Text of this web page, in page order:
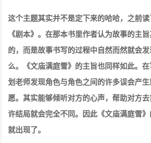
这个主题其实并不是定下来的哈哈，之前
《剧本》。在那本书里作者认为故事的主
的，而是故事书写的过程中自然而然就会
么。《文庙满庭雪》的主旨也同样如此。
划老师发现角色与角色之间的许多误会产
愿。其实能够倾听对方的心声，帮助对方
许结局就会完全不同。因此《文庙满庭雪
就出现了。